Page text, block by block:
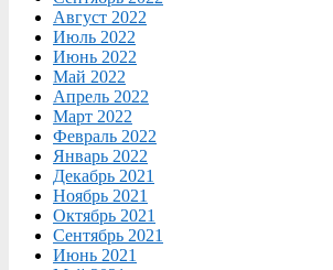
Август 2022
Июль 2022
Июнь 2022
Май 2022
Апрель 2022
Март 2022
Февраль 2022
Январь 2022
Декабрь 2021
Ноябрь 2021
Октябрь 2021
Сентябрь 2021
Июнь 2021